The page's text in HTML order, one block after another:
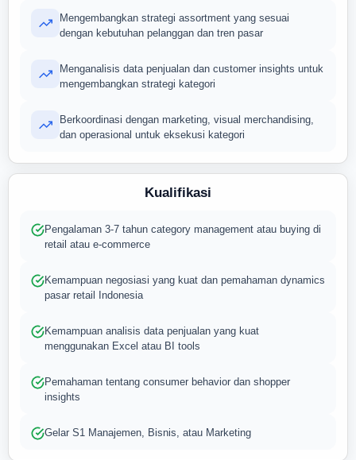
Mengembangkan strategi assortment yang sesuai
dengan kebutuhan pelanggan dan tren pasar
Menganalisis data penjualan dan customer insights untuk
mengembangkan strategi kategori
Berkoordinasi dengan marketing, visual merchandising,
dan operasional untuk eksekusi kategori
Kualifikasi
Pengalaman 3-7 tahun category management atau buying di
retail atau e-commerce
Kemampuan negosiasi yang kuat dan pemahaman dynamics
pasar retail Indonesia
Kemampuan analisis data penjualan yang kuat
menggunakan Excel atau BI tools
Pemahaman tentang consumer behavior dan shopper
insights
Gelar S1 Manajemen, Bisnis, atau Marketing